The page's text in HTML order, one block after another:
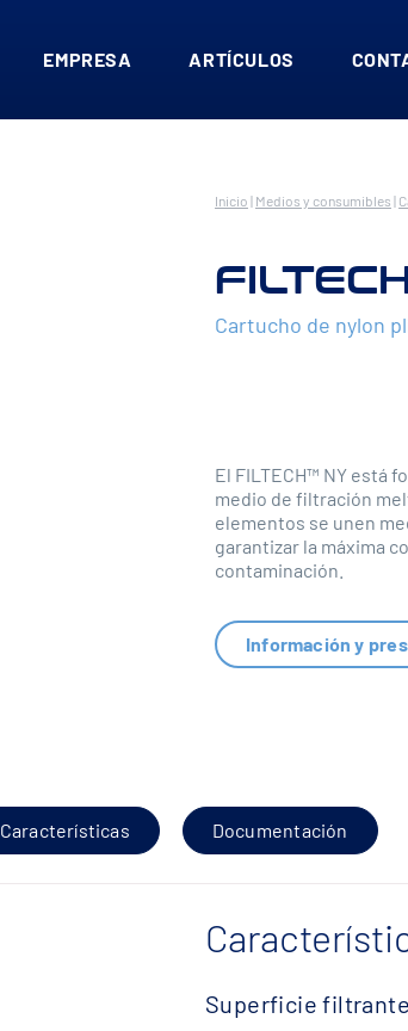
EMPRESA ARTÍCULOS
Inicio | Medios y consumibles |
Cartucho de nylon
El FILTECH™ NY está
medio de filtración
elementos se unen
garantizar la máxima
contaminación.
Información y
Características Documentación
Superficie